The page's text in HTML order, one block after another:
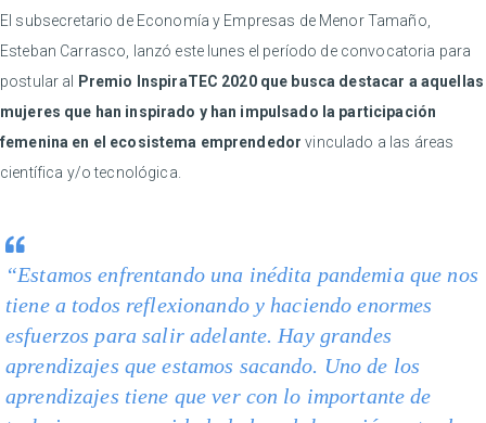
El subsecretario de Economía y Empresas de Menor Tamaño,
Esteban Carrasco, lanzó este lunes el período de convocatoria para
postular al
Premio InspiraTEC 2020 que busca destacar a aquellas
mujeres que han inspirado y han impulsado la participación
femenina en el ecosistema emprendedor vinculado a las áreas
científica y/o tecnológica.
“Estamos enfrentando una inédita pandemia que nos
tiene a todos reflexionando y haciendo enormes
esfuerzos para salir adelante. Hay grandes
aprendizajes que estamos sacando. Uno de los
aprendizajes tiene que ver con lo importante de